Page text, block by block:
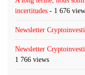
incertitudes - 1 676
Newsletter
Newsletter
1 766 views